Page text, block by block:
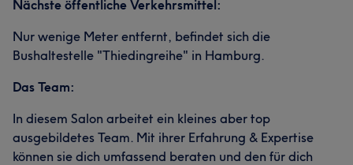
Nächste öffentliche Verkehrsmittel:
Nur wenige Meter entfernt, befindet sich die
Bushaltestelle "Thiedingreihe" in Hamburg.
Das Team:
In diesem Salon arbeitet ein kleines aber top
ausgebildetes Team. Mit ihrer Erfahrung & Expertise
können sie dich umfassend beraten und den für dich